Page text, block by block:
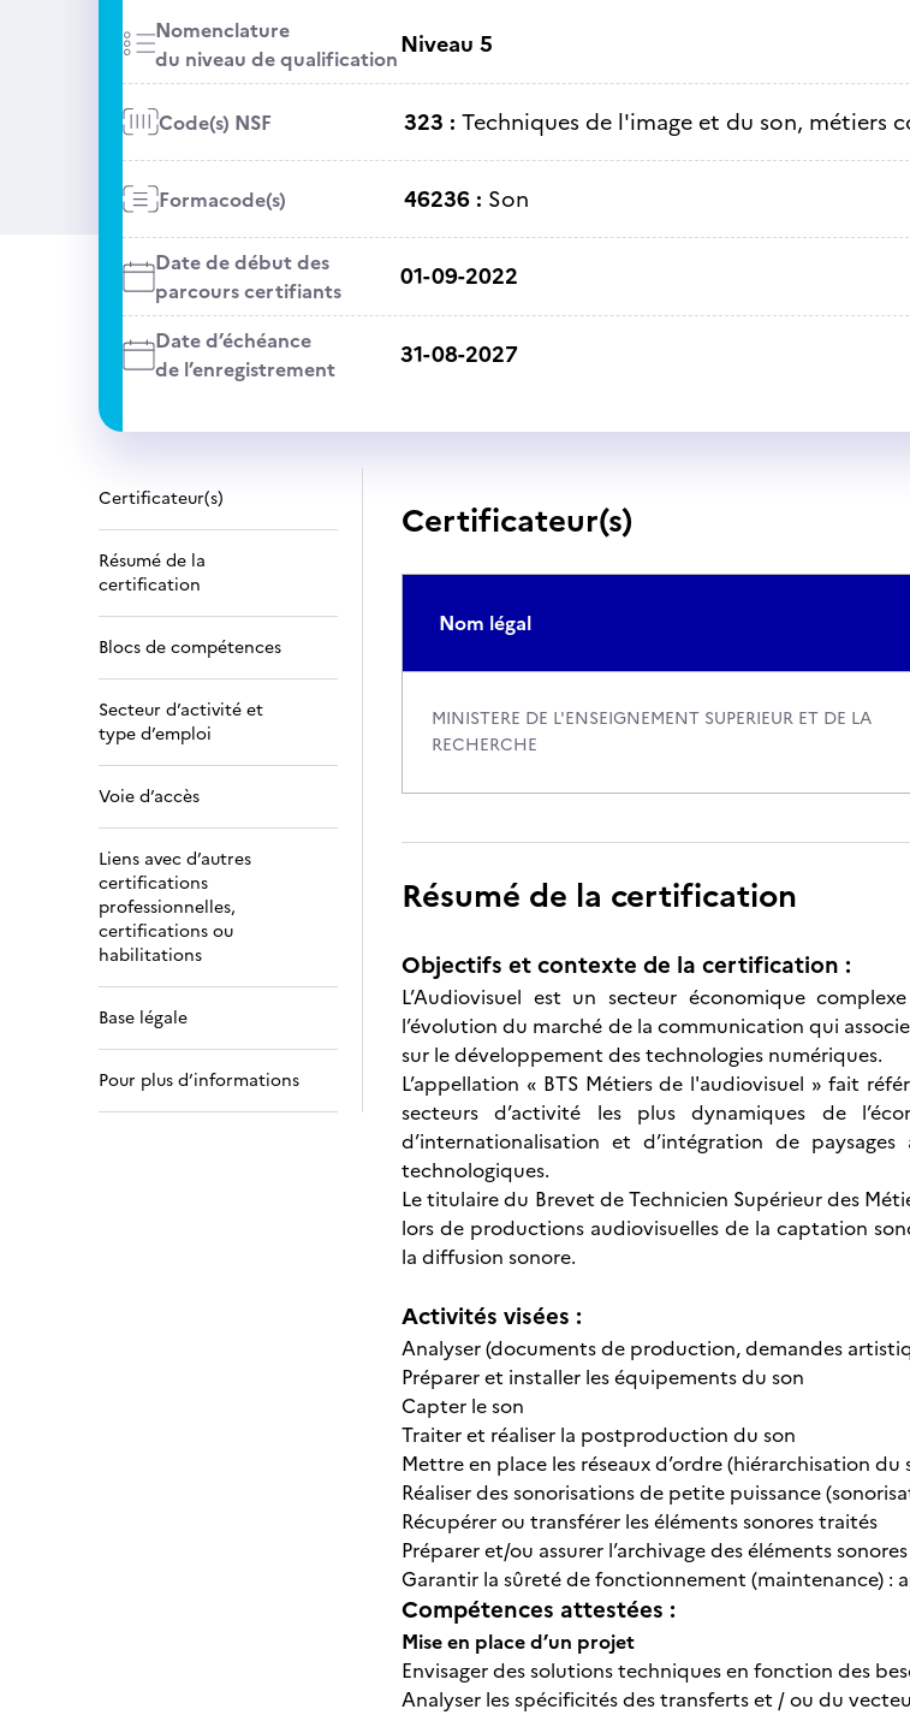
Nomenclature
du niveau de qualificationNiveau 5
Code(s) NSF 323 : Techniques de l'image et du son, métiers
Formacode(s) 46236 : Son
Date de début des
parcours certifiants
01-09-2022
Date d’échéance
de l’enregistrement
31-08-2027
Certificateur(s)
Résumé de la
certification
Blocs de compétences
Secteur d’activité et
type d’emploi
Voie d’accès
Liens avec d’autres
certifications
professionnelles,
certifications ou
habilitations
Base légale
Pour plus d’informations
Certificateur(s)
Nom légal
MINISTERE DE L'ENSEIGNEMENT SUPERIEUR ET DE LA
RECHERCHE
Résumé de la certification
Objectifs et contexte de la certification :
L’Audiovisuel est un secteur économique
l’évolution du marché de la communication qui
sur le développement des technologies numériques.
L’appellation « BTS Métiers de l'audiovisuel » fait
secteurs d’activité les plus dynamiques de
d’internationalisation et d’intégration de
technologiques.
Le titulaire du Brevet de Technicien Supérieur des
lors de productions audiovisuelles de la captation
la diffusion sonore.
Activités visées :
Analyser (documents de production, demandes
Préparer et installer les équipements du son
Capter le son
Traiter et réaliser la postproduction du son
Mettre en place les réseaux d’ordre (hiérarchisation du
Réaliser des sonorisations de petite puissance
Récupérer ou transférer les éléments sonores traités
Préparer et/ou assurer l’archivage des éléments
Garantir la sûreté de fonctionnement (maintenance) :
Compétences attestées :
Mise en place d’un projet
Envisager des solutions techniques en fonction des
Analyser les spécificités des transferts et / ou du